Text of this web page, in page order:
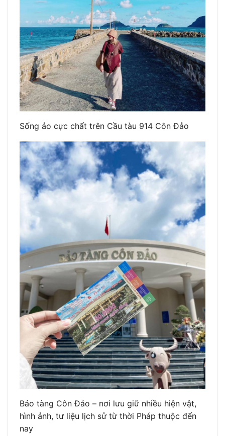
Sống ảo cực chất trên Cầu tàu 914 Côn Đảo
Bảo tàng Côn Đảo – nơi lưu giữ nhiều hiện vật,
hình ảnh, tư liệu lịch sử từ thời Pháp thuộc đến
nay